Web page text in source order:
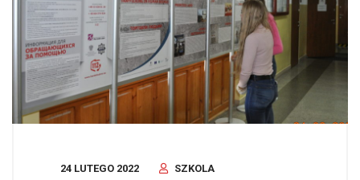
24 LUTEGO 2022
SZKOLA